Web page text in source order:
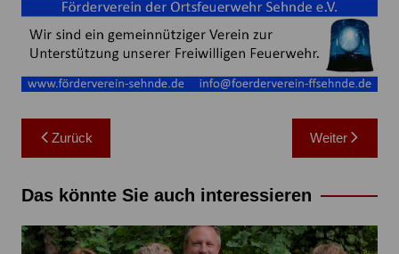
Beitragsnavigation
Zurück Weiter
Das könnte Sie auch interessieren